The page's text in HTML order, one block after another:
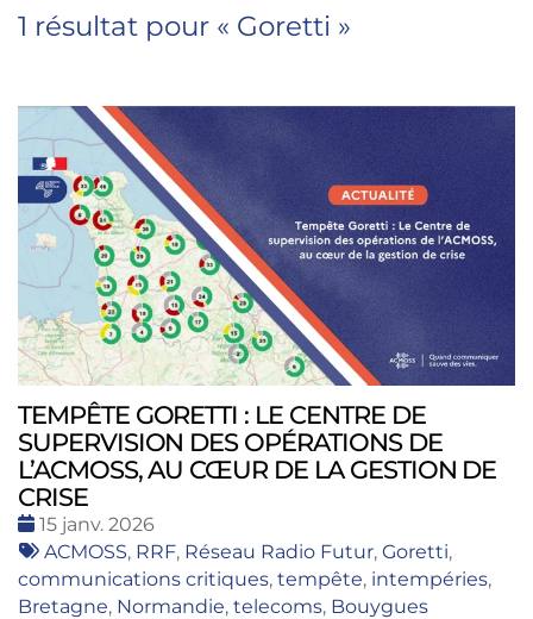
1 résultat pour « Goretti »
TEMPÊTE GORETTI : LE CENTRE DE
SUPERVISION DES OPÉRATIONS DE
L’ACMOSS, AU CŒUR DE LA GESTION DE
CRISE
Date
:
15 janv. 2026
Tags
:
ACMOSS, RRF, Réseau Radio Futur, Goretti,
communications critiques, tempête, intempéries,
Bretagne, Normandie, telecoms, Bouygues